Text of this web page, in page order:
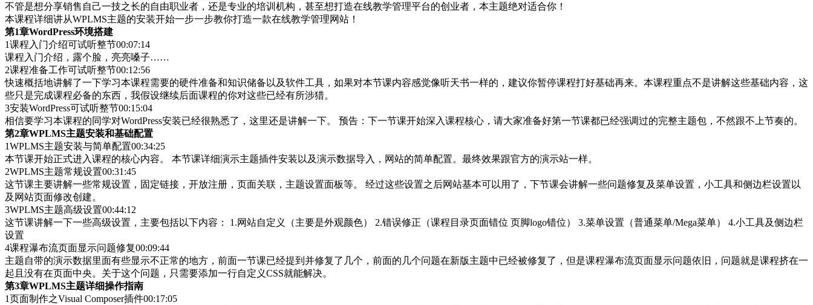
不管是想分享销售自己一技之长的自由职业者，还是专业的培训机构，甚至想打造在线教学管理平台的创业者，本主题绝对适合你！
本课程详细讲从WPLMS主题的安装开始一步一步教你打造一款在线教学管理网站！
第1章WordPress环境搭建
1课程入门介绍可试听整节00:07:14
课程入门介绍，露个脸，亮亮嗓子……
2课程准备工作可试听整节00:12:56
快速概括地讲解了一下学习本课程需要的硬件准备和知识储备以及软件工具，如果对本节课内容感觉像听天书一样的，建议你暂停课程打好基础再来。本课程重点不是讲解这些基础内容，这
些只是完成课程必备的东西，我假设继续后面课程的你对这些已经有所涉猎。
3安装WordPress可试听整节00:15:04
相信要学习本课程的同学对WordPress安装已经很熟悉了，这里还是讲解一下。 预告：下一节课开始深入课程核心，请大家准备好第一节课都已经强调过的完整主题包，不然跟不上节奏的。
第2章WPLMS主题安装和基础配置
1WPLMS主题安装与简单配置00:34:25
本节课开始正式进入课程的核心内容。 本节课详细演示主题插件安装以及演示数据导入，网站的简单配置。最终效果跟官方的演示站一样。
2WPLMS主题常规设置00:31:45
这节课主要讲解一些常规设置，固定链接，开放注册，页面关联，主题设置面板等。 经过这些设置之后网站基本可以用了，下节课会讲解一些问题修复及菜单设置，小工具和侧边栏设置以
及网站页面修改创建。
3WPLMS主题高级设置00:44:12
这节课讲解一下一些高级设置，主要包括以下内容： 1.网站自定义（主要是外观颜色） 2.错误修正（课程目录页面错位 页脚logo错位） 3.菜单设置（普通菜单/Mega菜单） 4.小工具及侧边栏
设置
4课程瀑布流页面显示问题修复00:09:44
主题自带的演示数据里面有些显示不正常的地方，前面一节课已经提到并修复了几个，前面的几个问题在新版主题中已经被修复了，但是课程瀑布流页面显示问题依旧，问题就是课程挤在一
起且没有在页面中央。关于这个问题，只需要添加一行自定义CSS就能解决。
第3章WPLMS主题详细操作指南
1页面制作之Visual Composer插件00:17:05